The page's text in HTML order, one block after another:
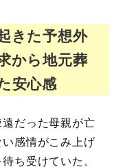
きた予想外
から地元葬
安心感
だった母親が亡
感情がこみ上げ
ち受けていた。